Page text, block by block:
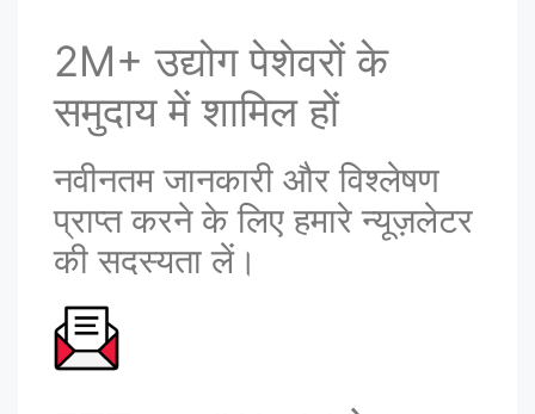
2M+ उद्योग पेशेवरों के
समुदाय में शामिल हों
नवीनतम जानकारी और विश्लेषण
प्राप्त करने के लिए हमारे न्यूज़लेटर
की सदस्यता लें।